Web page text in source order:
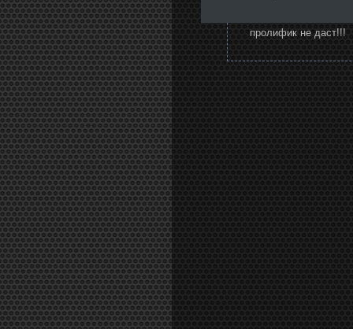
пролифик не даст!!!